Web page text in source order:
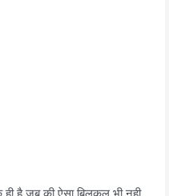
है जब की ऐसा बिलकुल भी नही